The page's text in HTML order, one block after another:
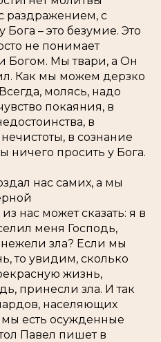
раздражением, с
Бога – это безумие. Это
не понимает
Богом. Мы твари, а Он
Как мы можем дерзко
молясь, надо
покаяния, в
в
в сознание
ничего просить у Бога.
нас самих, а мы
нас может сказать: я в
меня Господь,
зла? Если мы
то увидим, сколько
жизнь,
принесли зла. И так
населяющих
мы есть осужденные
Павел пишет в